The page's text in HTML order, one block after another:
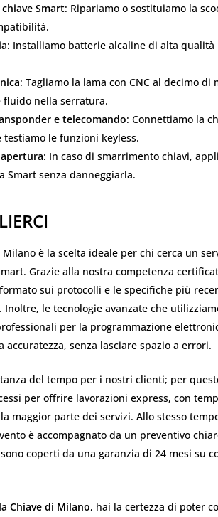
Smart: Ripariamo o sostituiamo la
: Installiamo batterie alcaline di alta
: Tagliamo la lama con CNC al decimo
fluido nella serratura.
e telecomando: Connettiamo la
le funzioni keyless.
: In caso di smarrimento chiavi,
Smart senza danneggiarla.
Milano è la scelta ideale per chi cerca un
Grazie alla nostra competenza
sui protocolli e le specifiche più
Inoltre, le tecnologie avanzate che
per la programmazione
accuratezza, senza lasciare spazio a errori.
del tempo per i nostri clienti; per
per offrire lavorazioni express, con
maggior parte dei servizi. Allo stesso
è accompagnato da un preventivo
coperti da una garanzia di 24 mesi su
Chiave di Milano, hai la certezza di poter